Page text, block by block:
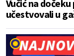
Vučić na
učestvovali u